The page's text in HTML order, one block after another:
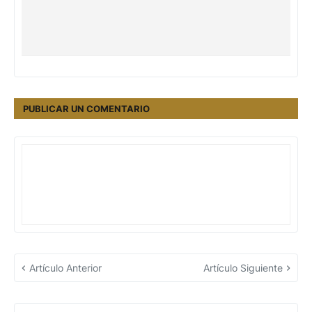
PUBLICAR UN COMENTARIO
Artículo Anterior Artículo Siguiente